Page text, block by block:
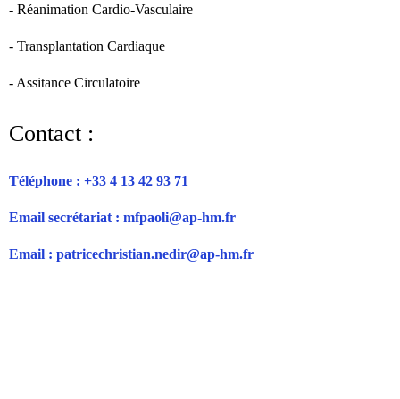
- Réanimation Cardio-Vasculaire
- Transplantation Cardiaque
- Assitance Circulatoire
Contact :
Téléphone : +33 4 13 42 93 71
Email secrétariat : mfpaoli@ap-hm.fr
Email : patricechristian.nedir@ap-hm.fr